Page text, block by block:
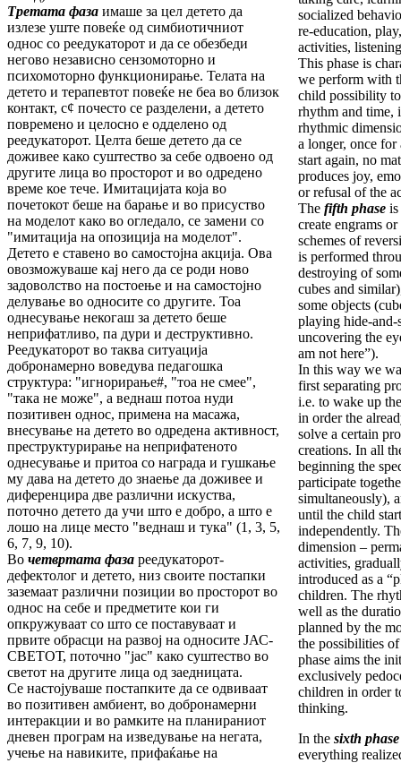
Третата фаза имаше за цел детето да
излезе уште повеќе од симбиотичниот
однос со реедукаторот и да се обезбеди
негово независно сензомоторно и
психомоторно функционирање. Телата на
детето и терапевтот повеќе не беа во близок
контакт, с¢ почесто се разделени, а детето
повремено и целосно е одделено од
реедукаторот. Целта беше детето да се
доживее како суштество за себе одвоено од
другите лица во просторот и во одредено
време кое тече. Имитацијата која во
почетокот беше на барање и во присуство
на моделот како во огледало, се замени со
"имитација на опозиција на моделот".
Детето е ставено во самостојна акција. Ова
овозможуваше кај него да се роди ново
задоволство на постоење и на самостојно
делување во односите со другите. Тоа
однесување некогаш за детето беше
неприфатливо, па дури и деструктивно.
Реедукаторот во таква ситуација
добронамерно воведува педагошка
структура: "игнорирање#, "тоа не смее",
"така не може", а веднаш потоа нуди
позитивен однос, примена на масажа,
внесување на детето во одредена активност,
преструктурирање на неприфатеното
однесување и притоа со награда и гушкање
му дава на детето до знаење да доживее и
диференцира две различни искуства,
поточно детето да учи што е добро, а што е
лошо на лице место "веднаш и тука" (1, 3, 5,
6, 7, 9, 10).
Во четвртата фаза реедукаторот-
дефектолог и детето, низ своите постапки
заземаат различни позиции во просторот во
однос на себе и предметите кои ги
опкружуваат со што се поставуваат и
првите обрасци на развој на односите ЈАС-
СВЕТОТ, поточно "јас" како суштество во
светот на другите лица од заедницата.
Се настојуваше постапките да се одвиваат
во позитивен амбиент, во добронамерни
интеракции и во рамките на планираниот
дневен програм на изведување на негата,
учење на навиките, прифаќање на
socialized
re-education,
activities,
This phase is
we perform with
child possibility
rhythm and time,
rhythmic
a longer, once
start again, no
produces joy,
or refusal of the
The fifth phase is
create engrams
schemes of
is performed
destroying of
cubes and
some objects
playing hide-and-
uncovering the
am not here”).
In this way we
first separating
i.e. to wake up
in order the
solve a certain
creations. In all
beginning the
participate
simultaneously),
until the child
independently.
dimension –
activities,
introduced as a
children. The
well as the
planned by the
the possibilities
phase aims the
exclusively
children in order
thinking.
In the sixth phase
everything